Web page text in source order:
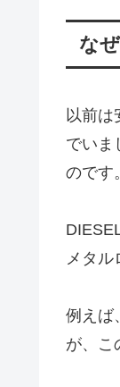
な
以前
でいま
のです。
メタ
例えば
が、こ